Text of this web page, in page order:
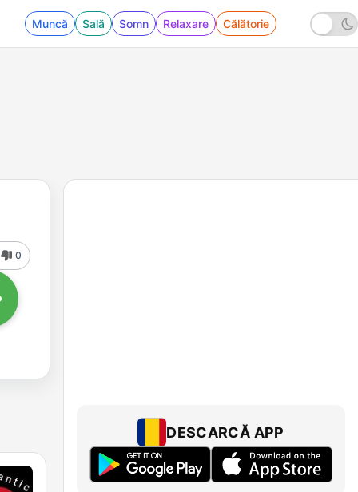
Muncă Sală Somn Relaxare Călătorie
0
DESCARCĂ APP